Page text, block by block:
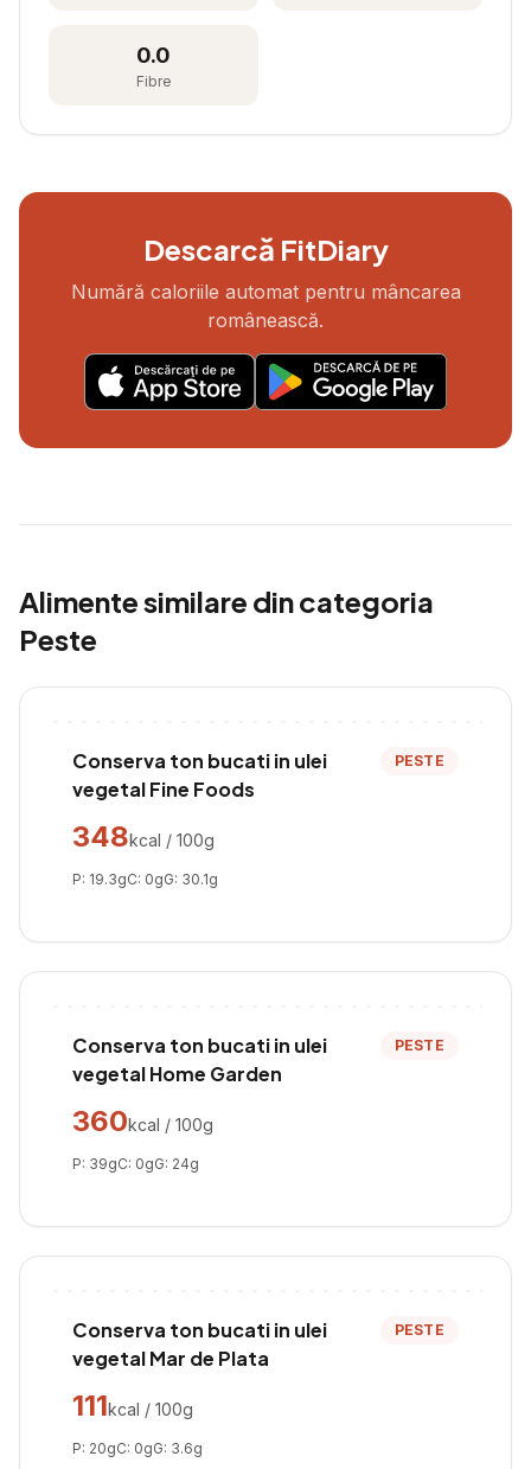
0.0
Fibre
Descarcă FitDiary
Numără caloriile automat pentru mâncarea
românească.
Alimente similare din categoria
Peste
Conserva ton bucati in ulei
vegetal Fine Foods
PESTE
348kcal / 100g
P: 19.3gC: 0gG: 30.1g
Conserva ton bucati in ulei
vegetal Home Garden
PESTE
360kcal / 100g
P: 39gC: 0gG: 24g
Conserva ton bucati in ulei
vegetal Mar de Plata
PESTE
111kcal / 100g
P: 20gC: 0gG: 3.6g